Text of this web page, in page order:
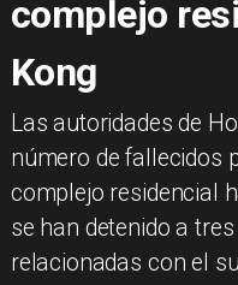
complejo
Kong
Las autoridades de
número de fallecidos
complejo residencial
se han detenido a
relacionadas con el